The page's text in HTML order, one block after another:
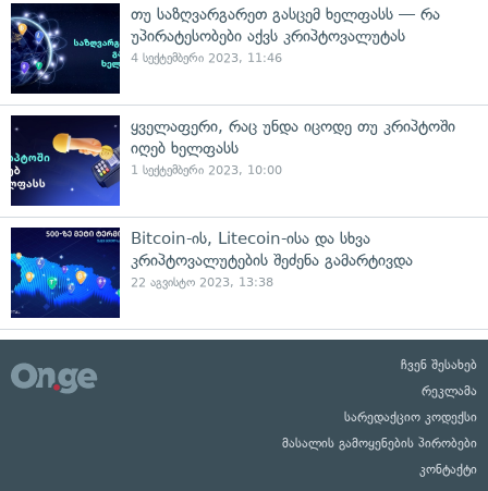
თუ საზღვარგარეთ გასცემ ხელფასს — რა
უპირატესობები აქვს კრიპტოვალუტას
4 სექტემბერი 2023, 11:46
ყველაფერი, რაც უნდა იცოდე თუ კრიპტოში
იღებ ხელფასს
1 სექტემბერი 2023, 10:00
Bitcoin-ის, Litecoin-ისა და სხვა
კრიპტოვალუტების შეძენა გამარტივდა
22 აგვისტო 2023, 13:38
ჩვენ შესახებ
რეკლამა
სარედაქციო კოდექსი
მასალის გამოყენების პირობები
კონტაქტი